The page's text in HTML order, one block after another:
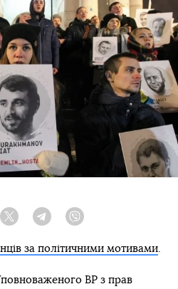
Twitter TelegramViber
за політичними мотивами
ВР з прав